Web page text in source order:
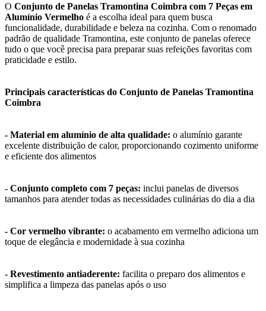
O Conjunto de Panelas Tramontina Coimbra com 7 Peças em
Alumínio Vermelho é a escolha ideal para quem busca
funcionalidade, durabilidade e beleza na cozinha. Com o renomado
padrão de qualidade Tramontina, este conjunto de panelas oferece
tudo o que você precisa para preparar suas refeições favoritas com
praticidade e estilo.
Principais características do Conjunto de Panelas Tramontina
Coimbra
- Material em alumínio de alta qualidade: o alumínio garante
excelente distribuição de calor, proporcionando cozimento uniforme
e eficiente dos alimentos
- Conjunto completo com 7 peças: inclui panelas de diversos
tamanhos para atender todas as necessidades culinárias do dia a dia
- Cor vermelho vibrante: o acabamento em vermelho adiciona um
toque de elegância e modernidade à sua cozinha
- Revestimento antiaderente: facilita o preparo dos alimentos e
simplifica a limpeza das panelas após o uso